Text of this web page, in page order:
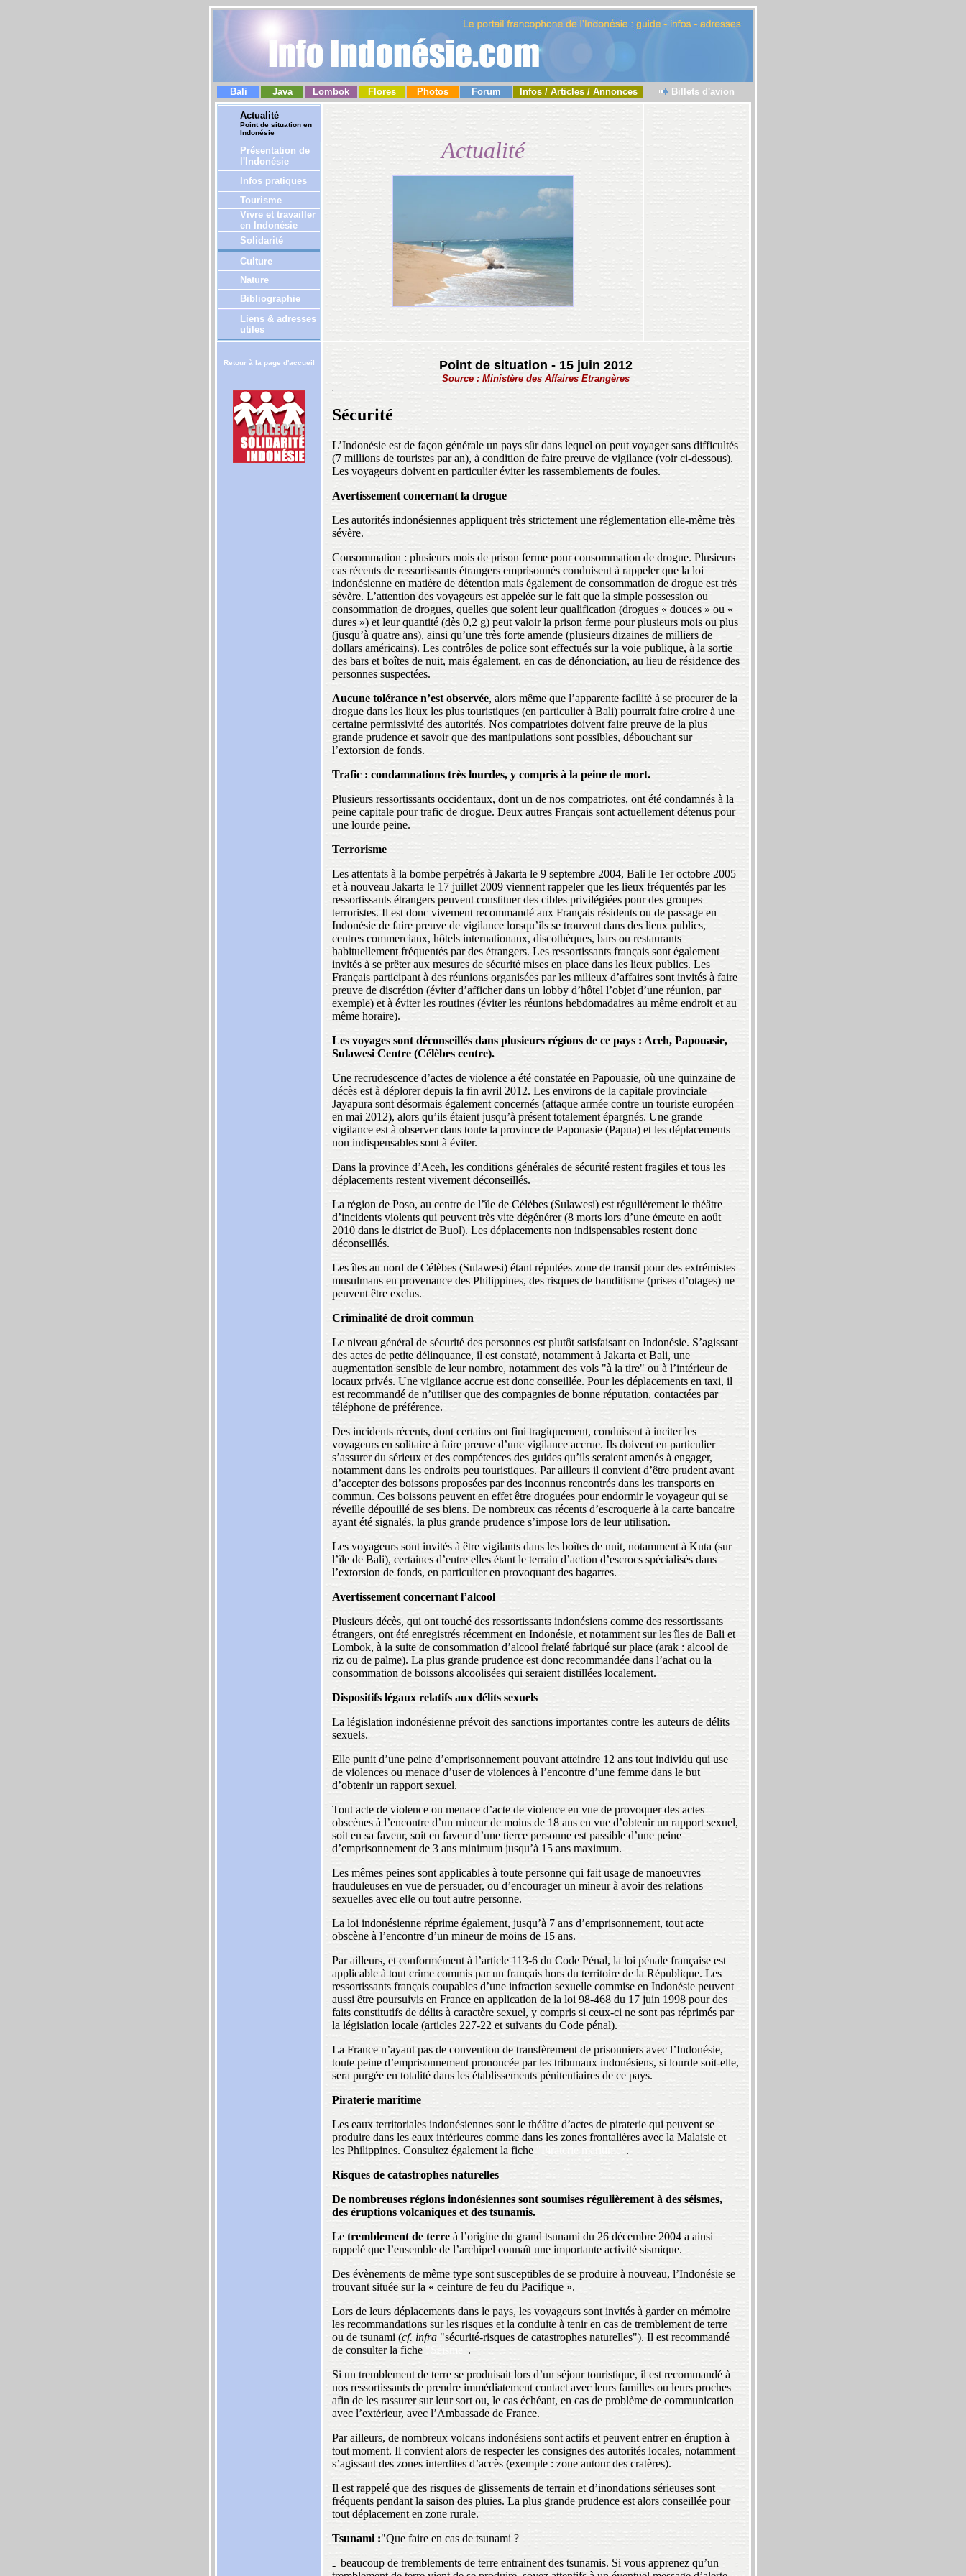
Bali Java Lombok Flores Photos Forum Infos / Articles / Annonces Billets d'avion
Actualité
Point de situation en
Indonésie
Présentation de
l'Indonésie
Infos pratiques
Tourisme
Vivre et travailler
en Indonésie
Solidarité
Culture
Nature
Bibliographie
Liens & adresses
utiles
Actualité
Retour à la page d'accueil Point de situation - 15 juin 2012
Source : Ministère des Affaires Etrangères
Sécurité
L’Indonésie est de façon générale un pays sûr dans lequel on peut voyager sans difficultés
(7 millions de touristes par an), à condition de faire preuve de vigilance (voir ci-dessous).
Les voyageurs doivent en particulier éviter les rassemblements de foules.
Avertissement concernant la drogue
Les autorités indonésiennes appliquent très strictement une réglementation elle-même très
sévère.
Consommation : plusieurs mois de prison ferme pour consommation de drogue. Plusieurs
cas récents de ressortissants étrangers emprisonnés conduisent à rappeler que la loi
indonésienne en matière de détention mais également de consommation de drogue est très
sévère. L’attention des voyageurs est appelée sur le fait que la simple possession ou
consommation de drogues, quelles que soient leur qualification (drogues « douces » ou «
dures ») et leur quantité (dès 0,2 g) peut valoir la prison ferme pour plusieurs mois ou plus
(jusqu’à quatre ans), ainsi qu’une très forte amende (plusieurs dizaines de milliers de
dollars américains). Les contrôles de police sont effectués sur la voie publique, à la sortie
des bars et boîtes de nuit, mais également, en cas de dénonciation, au lieu de résidence des
personnes suspectées.
Aucune tolérance n’est observée, alors même que l’apparente facilité à se procurer de la
drogue dans les lieux les plus touristiques (en particulier à Bali) pourrait faire croire à une
certaine permissivité des autorités. Nos compatriotes doivent faire preuve de la plus
grande prudence et savoir que des manipulations sont possibles, débouchant sur
l’extorsion de fonds.
Trafic : condamnations très lourdes, y compris à la peine de mort.
Plusieurs ressortissants occidentaux, dont un de nos compatriotes, ont été condamnés à la
peine capitale pour trafic de drogue. Deux autres Français sont actuellement détenus pour
une lourde peine.
Terrorisme
Les attentats à la bombe perpétrés à Jakarta le 9 septembre 2004, Bali le 1er octobre 2005
et à nouveau Jakarta le 17 juillet 2009 viennent rappeler que les lieux fréquentés par les
ressortissants étrangers peuvent constituer des cibles privilégiées pour des groupes
terroristes. Il est donc vivement recommandé aux Français résidents ou de passage en
Indonésie de faire preuve de vigilance lorsqu’ils se trouvent dans des lieux publics,
centres commerciaux, hôtels internationaux, discothèques, bars ou restaurants
habituellement fréquentés par des étrangers. Les ressortissants français sont également
invités à se prêter aux mesures de sécurité mises en place dans les lieux publics. Les
Français participant à des réunions organisées par les milieux d’affaires sont invités à faire
preuve de discrétion (éviter d’afficher dans un lobby d’hôtel l’objet d’une réunion, par
exemple) et à éviter les routines (éviter les réunions hebdomadaires au même endroit et au
même horaire).
Les voyages sont déconseillés dans plusieurs régions de ce pays : Aceh, Papouasie,
Sulawesi Centre (Célèbes centre).
Une recrudescence d’actes de violence a été constatée en Papouasie, où une quinzaine de
décès est à déplorer depuis la fin avril 2012. Les environs de la capitale provinciale
Jayapura sont désormais également concernés (attaque armée contre un touriste européen
en mai 2012), alors qu’ils étaient jusqu’à présent totalement épargnés. Une grande
vigilance est à observer dans toute la province de Papouasie (Papua) et les déplacements
non indispensables sont à éviter.
Dans la province d’Aceh, les conditions générales de sécurité restent fragiles et tous les
déplacements restent vivement déconseillés.
La région de Poso, au centre de l’île de Célèbes (Sulawesi) est régulièrement le théâtre
d’incidents violents qui peuvent très vite dégénérer (8 morts lors d’une émeute en août
2010 dans le district de Buol). Les déplacements non indispensables restent donc
déconseillés.
Les îles au nord de Célèbes (Sulawesi) étant réputées zone de transit pour des extrémistes
musulmans en provenance des Philippines, des risques de banditisme (prises d’otages) ne
peuvent être exclus.
Criminalité de droit commun
Le niveau général de sécurité des personnes est plutôt satisfaisant en Indonésie. S’agissant
des actes de petite délinquance, il est constaté, notamment à Jakarta et Bali, une
augmentation sensible de leur nombre, notamment des vols "à la tire" ou à l’intérieur de
locaux privés. Une vigilance accrue est donc conseillée. Pour les déplacements en taxi, il
est recommandé de n’utiliser que des compagnies de bonne réputation, contactées par
téléphone de préférence.
Des incidents récents, dont certains ont fini tragiquement, conduisent à inciter les
voyageurs en solitaire à faire preuve d’une vigilance accrue. Ils doivent en particulier
s’assurer du sérieux et des compétences des guides qu’ils seraient amenés à engager,
notamment dans les endroits peu touristiques. Par ailleurs il convient d’être prudent avant
d’accepter des boissons proposées par des inconnus rencontrés dans les transports en
commun. Ces boissons peuvent en effet être droguées pour endormir le voyageur qui se
réveille dépouillé de ses biens. De nombreux cas récents d’escroquerie à la carte bancaire
ayant été signalés, la plus grande prudence s’impose lors de leur utilisation.
Les voyageurs sont invités à être vigilants dans les boîtes de nuit, notamment à Kuta (sur
l’île de Bali), certaines d’entre elles étant le terrain d’action d’escrocs spécialisés dans
l’extorsion de fonds, en particulier en provoquant des bagarres.
Avertissement concernant l’alcool
Plusieurs décès, qui ont touché des ressortissants indonésiens comme des ressortissants
étrangers, ont été enregistrés récemment en Indonésie, et notamment sur les îles de Bali et
Lombok, à la suite de consommation d’alcool frelaté fabriqué sur place (arak : alcool de
riz ou de palme). La plus grande prudence est donc recommandée dans l’achat ou la
consommation de boissons alcoolisées qui seraient distillées localement.
Dispositifs légaux relatifs aux délits sexuels
La législation indonésienne prévoit des sanctions importantes contre les auteurs de délits
sexuels.
Elle punit d’une peine d’emprisonnement pouvant atteindre 12 ans tout individu qui use
de violences ou menace d’user de violences à l’encontre d’une femme dans le but
d’obtenir un rapport sexuel.
Tout acte de violence ou menace d’acte de violence en vue de provoquer des actes
obscènes à l’encontre d’un mineur de moins de 18 ans en vue d’obtenir un rapport sexuel,
soit en sa faveur, soit en faveur d’une tierce personne est passible d’une peine
d’emprisonnement de 3 ans minimum jusqu’à 15 ans maximum.
Les mêmes peines sont applicables à toute personne qui fait usage de manoeuvres
frauduleuses en vue de persuader, ou d’encourager un mineur à avoir des relations
sexuelles avec elle ou tout autre personne.
La loi indonésienne réprime également, jusqu’à 7 ans d’emprisonnement, tout acte
obscène à l’encontre d’un mineur de moins de 15 ans.
Par ailleurs, et conformément à l’article 113-6 du Code Pénal, la loi pénale française est
applicable à tout crime commis par un français hors du territoire de la République. Les
ressortissants français coupables d’une infraction sexuelle commise en Indonésie peuvent
aussi être poursuivis en France en application de la loi 98-468 du 17 juin 1998 pour des
faits constitutifs de délits à caractère sexuel, y compris si ceux-ci ne sont pas réprimés par
la législation locale (articles 227-22 et suivants du Code pénal).
La France n’ayant pas de convention de transfèrement de prisonniers avec l’Indonésie,
toute peine d’emprisonnement prononcée par les tribunaux indonésiens, si lourde soit-elle,
sera purgée en totalité dans les établissements pénitentiaires de ce pays.
Piraterie maritime
Les eaux territoriales indonésiennes sont le théâtre d’actes de piraterie qui peuvent se
produire dans les eaux intérieures comme dans les zones frontalières avec la Malaisie et
les Philippines. Consultez également la fiche
.
Risques de catastrophes naturelles
De nombreuses régions indonésiennes sont soumises régulièrement à des séismes,
des éruptions volcaniques et des tsunamis.
Le tremblement de terre à l’origine du grand tsunami du 26 décembre 2004 a ainsi
rappelé que l’ensemble de l’archipel connaît une importante activité sismique.
Des évènements de même type sont susceptibles de se produire à nouveau, l’Indonésie se
trouvant située sur la « ceinture de feu du Pacifique ».
Lors de leurs déplacements dans le pays, les voyageurs sont invités à garder en mémoire
les recommandations sur les risques et la conduite à tenir en cas de tremblement de terre
ou de tsunami (cf. infra "sécurité-risques de catastrophes naturelles"). Il est recommandé
de consulter la fiche
.
Si un tremblement de terre se produisait lors d’un séjour touristique, il est recommandé à
nos ressortissants de prendre immédiatement contact avec leurs familles ou leurs proches
afin de les rassurer sur leur sort ou, le cas échéant, en cas de problème de communication
avec l’extérieur, avec l’Ambassade de France.
Par ailleurs, de nombreux volcans indonésiens sont actifs et peuvent entrer en éruption à
tout moment. Il convient alors de respecter les consignes des autorités locales, notamment
s’agissant des zones interdites d’accès (exemple : zone autour des cratères).
Il est rappelé que des risques de glissements de terrain et d’inondations sérieuses sont
fréquents pendant la saison des pluies. La plus grande prudence est alors conseillée pour
tout déplacement en zone rurale.
Tsunami :"Que faire en cas de tsunami ?
beaucoup de tremblements de terre entrainent des tsunamis. Si vous apprenez qu’un